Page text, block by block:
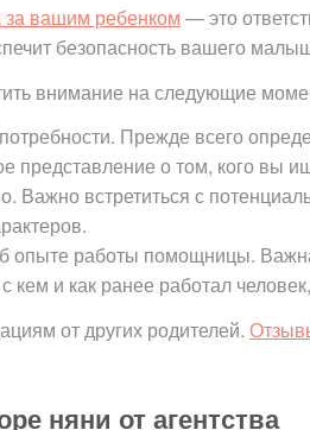
за вашим ребенком — это
безопасность вашего
внимание на следующие
Прежде всего
представление о том, кого вы
Важно встретиться с
опыте работы помощницы.
кем и как ранее работал
от других родителей.
няни от агентства